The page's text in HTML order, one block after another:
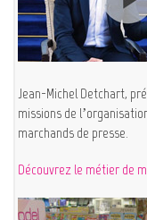
Jean-Michel Detchart,
missions de
marchands de presse.
Découvrez le métier de